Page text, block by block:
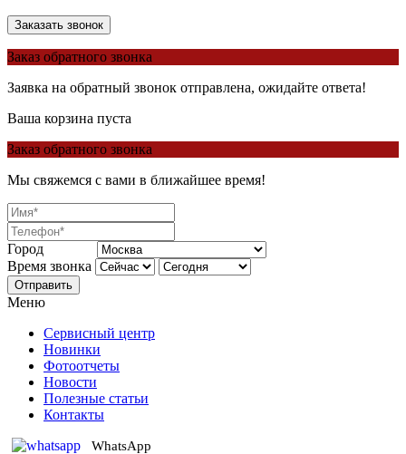
Заказать звонок
Заказ обратного звонка
Заявка на обратный звонок отправлена, ожидайте ответа!
Ваша корзина пуста
Заказ обратного звонка
Мы свяжемся с вами в ближайшее время!
Город
Время звонка
Отправить
Меню
Сервисный центр
Новинки
Фотоотчеты
Новости
Полезные статьи
Контакты
WhatsApp